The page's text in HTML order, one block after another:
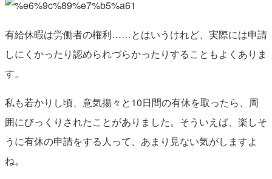
有給休暇は労働者の権利……とはいうけれど、実際には申請
しにくかったり認められづらかったりすることもよくありま
す。
私も若かりし頃、意気揚々と10日間の有休を取ったら、周
囲にびっくりされたことがありました。そういえば、楽しそ
うに有休の申請をする人って、あまり見ない気がしますよ
ね。